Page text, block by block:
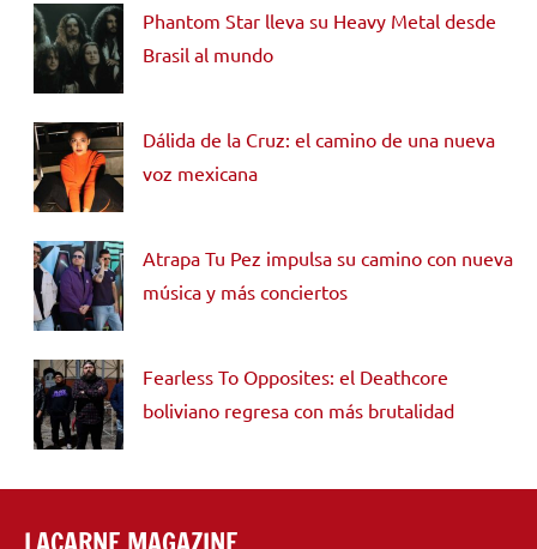
Phantom Star lleva su Heavy Metal desde
Brasil al mundo
Dálida de la Cruz: el camino de una nueva
voz mexicana
Atrapa Tu Pez impulsa su camino con nueva
música y más conciertos
Fearless To Opposites: el Deathcore
boliviano regresa con más brutalidad